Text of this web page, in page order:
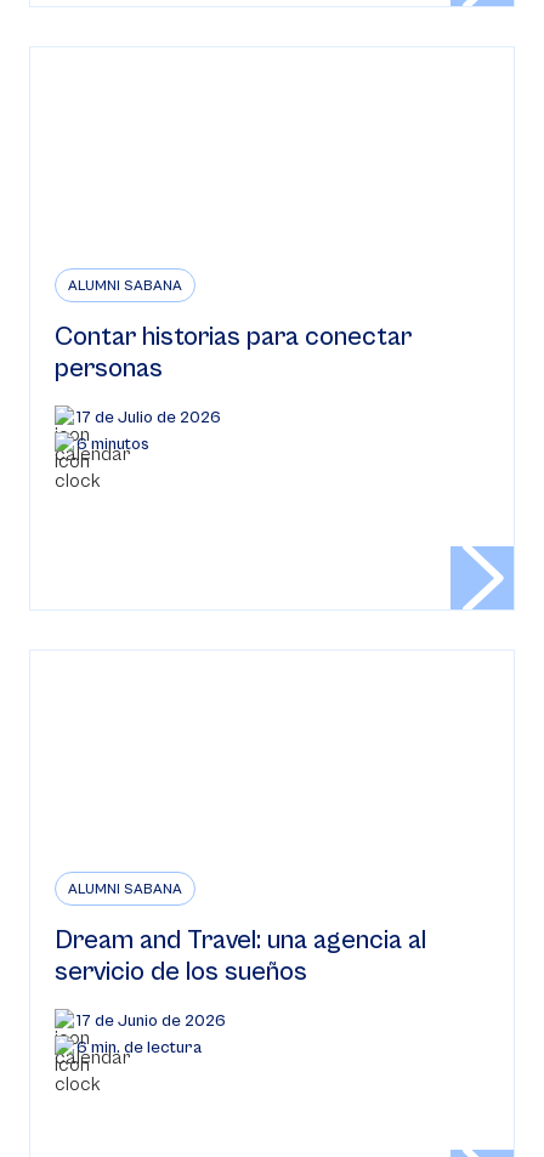
ALUMNI SABANA
Contar historias para conectar
personas
17 de Julio de 2026
6 minutos
ALUMNI SABANA
Dream and Travel: una agencia al
servicio de los sueños
17 de Junio de 2026
6 min. de lectura